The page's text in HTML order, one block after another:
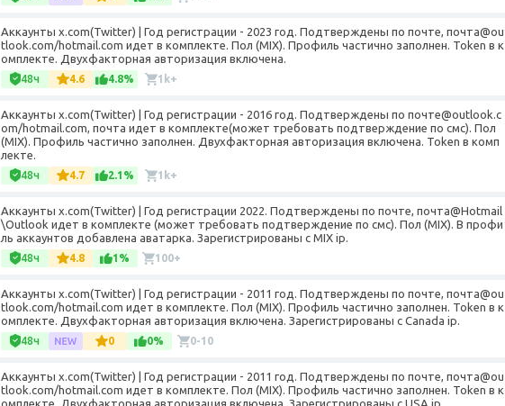
Аккаунты x.com(Twitter) | Год регистрации - 2023 год. Подтверждены по почте, почта@ou
tlook.com/hotmail.com идет в комплекте. Пол (MIX). Профиль частично заполнен. Token в к
омплекте. Двухфакторная авторизация включена.
48ч 4.6 4.8% 1k+
Аккаунты x.com(Twitter) | Год регистрации - 2016 год. Подтверждены по почте@outlook.c
om/hotmail.com, почта идет в комплекте(может требовать подтверждение по смс). Пол
(MIX). Профиль частично заполнен. Двухфакторная авторизация включена. Token в комп
лекте.
48ч 4.7 2.1% 1k+
Аккаунты x.com(Twitter) | Год регистрации 2022. Подтверждены по почте, почта@Hotmail
\Outlook идет в комплекте (может требовать подтверждение по смс). Пол (MIX). В профи
ль аккаунтов добавлена аватарка. Зарегистрированы с MIX ip.
48ч 4.8 1% 100+
Аккаунты x.com(Twitter) | Год регистрации - 2011 год. Подтверждены по почте, почта@ou
tlook.com/hotmail.com идет в комплекте. Пол (MIX). Профиль частично заполнен. Token в к
омплекте. Двухфакторная авторизация включена. Зарегистрированы с Canada ip.
48ч 0 0% 0-10
Аккаунты x.com(Twitter) | Год регистрации - 2011 год. Подтверждены по почте, почта@ou
tlook.com/hotmail.com идет в комплекте. Пол (MIX). Профиль частично заполнен. Token в к
омплекте. Двухфакторная авторизация включена. Зарегистрированы с USA ip.